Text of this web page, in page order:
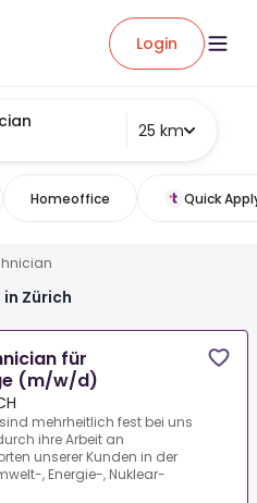
Login
25 km
Homeoffice Quick
Zürich
für
(m/w/d)
mehrheitlich fest bei uns
ihre Arbeit an
unserer Kunden in der
, Energie-, Nuklear-